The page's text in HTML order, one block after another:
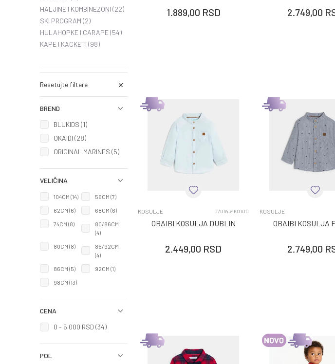
HALJINE I KOMBINEZONI (22)
SKI PROGRAM (2)
HULAHOPKE I CARAPE(54)
KAPE I KACKETI (98)
Resetujte filtere
BREND
BLUKIDS (1)
OKAIDI (28)
ORIGINAL MARINES (5)
VELIČINA
104CM (14) 56CM (7)
62CM (6) 68CM (6)
74CM (8)
80/86CM
(4)
80CM (8)
86/92CM
(4)
86CM (5) 92CM (1)
98CM (13)
CENA
0 - 5.000 RSD (34)
POL
1.889,00 RSD 2.749,00
KOSULJE 0706434K0100
OBAIBI KOSULJA DUBLIN
2.449,00 RSD
KOSULJE
OBAIBI KOSULJA
2.749,00